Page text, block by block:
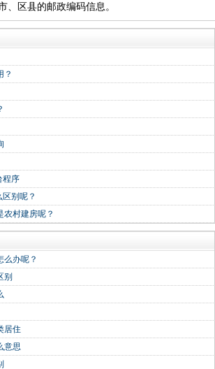
、区县的邮政编码信息。
？
程序
别呢？
农村建房呢？
么办呢？
别
居住
意思